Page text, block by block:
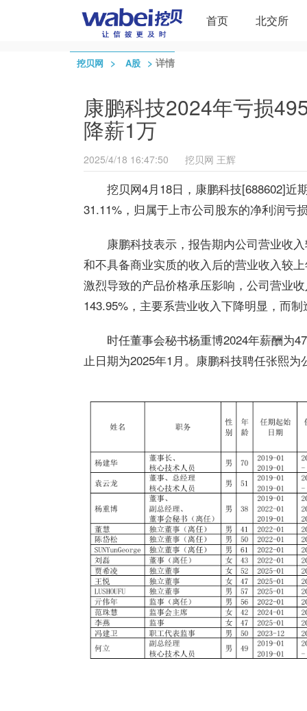
首页 北交所
挖贝网 > A股 > 详情
康鹏科技2024年亏损
降薪1万
2025/4/18 16:47:50 挖贝网 王辉
挖贝网4月18日，康鹏科技[688602]近
31.11%，归属于上市公司股东的净利润亏
康鹏科技表示，报告期内公司营业收
和不具备商业实质的收入后的营业收入较
激烈导致的产品价格承压影响，公司营业
143.95%，主要系营业收入下降明显，而制
时任董事会秘书杨重博2024年薪酬为
止日期为2025年1月。康鹏科技聘任张熙为